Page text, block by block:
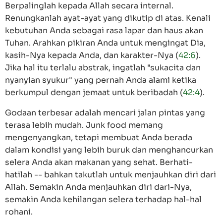
Berpalinglah kepada Allah secara internal.
Renungkanlah ayat-ayat yang dikutip di atas. Kenali
kebutuhan Anda sebagai rasa lapar dan haus akan
Tuhan. Arahkan pikiran Anda untuk mengingat Dia,
kasih-Nya kepada Anda, dan karakter-Nya (42:6).
Jika hal itu terlalu abstrak, ingatlah "sukacita dan
nyanyian syukur" yang pernah Anda alami ketika
berkumpul dengan jemaat untuk beribadah (42:4).
Godaan terbesar adalah mencari jalan pintas yang
terasa lebih mudah. Junk food memang
mengenyangkan, tetapi membuat Anda berada
dalam kondisi yang lebih buruk dan menghancurkan
selera Anda akan makanan yang sehat. Berhati-
hatilah -- bahkan takutlah untuk menjauhkan diri dari
Allah. Semakin Anda menjauhkan diri dari-Nya,
semakin Anda kehilangan selera terhadap hal-hal
rohani.